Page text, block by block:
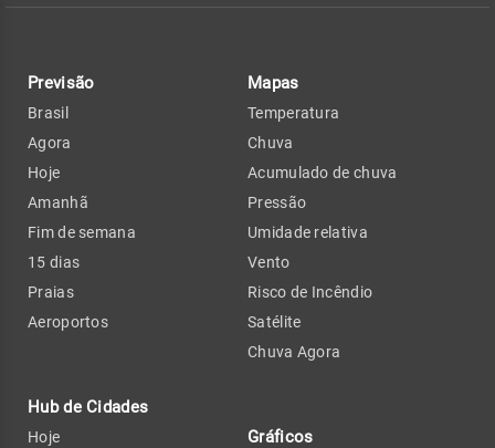
Previsão
Brasil
Agora
Hoje
Amanhã
Fim de semana
15 dias
Praias
Aeroportos
Hub de Cidades
Hoje
Mapas
Temperatura
Chuva
Acumulado de chuva
Pressão
Umidade relativa
Vento
Risco de Incêndio
Satélite
Chuva Agora
Gráficos